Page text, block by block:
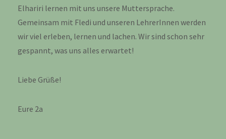
Elhariri lernen mit uns unsere Muttersprache.
Gemeinsam mit Fledi und unseren LehrerInnen werden
wir viel erleben, lernen und lachen. Wir sind schon sehr
gespannt, was uns alles erwartet!
Liebe Grüße!
Eure 2a